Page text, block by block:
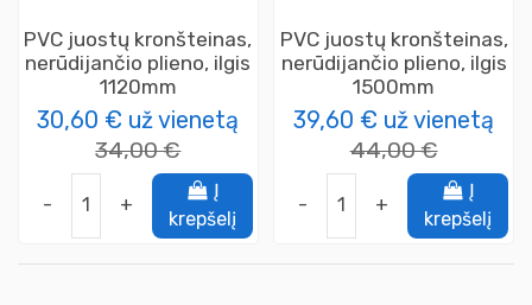
PVC juostų kronšteinas,
nerūdijančio plieno, ilgis
1120mm
30,60 € už vienetą
34,00 €
- +
Į
krepšelį
PVC juostų kronšteinas,
nerūdijančio plieno, ilgis
1500mm
39,60 € už vienetą
44,00 €
- +
Į
krepšelį